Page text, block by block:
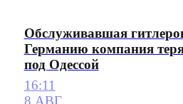
Обслуживавшая
Германию компания
под Одессой
16:11
8 АВГ